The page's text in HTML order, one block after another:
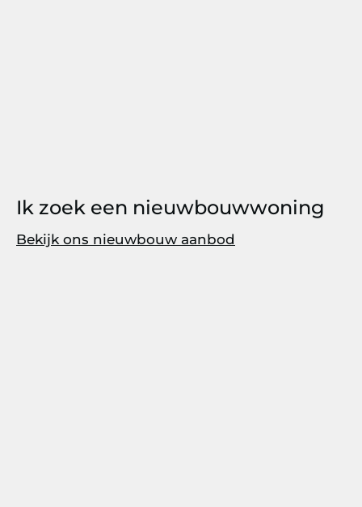
Ik zoek een nieuwbouwwoning
Bekijk ons nieuwbouw aanbod